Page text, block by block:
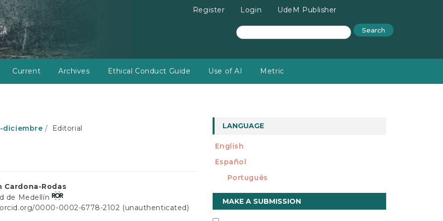
Register Login UdeM Publisher
Current Archives Ethical Conduct Guide Use of AI Metric
Search
diciembre Editorial
Cardona-Rodas
de Medellín
0000-0002-6778-2102 (unauthenticated)
LANGUAGE
English
Español
Português
Make
a
MAKE A SUBMISSION